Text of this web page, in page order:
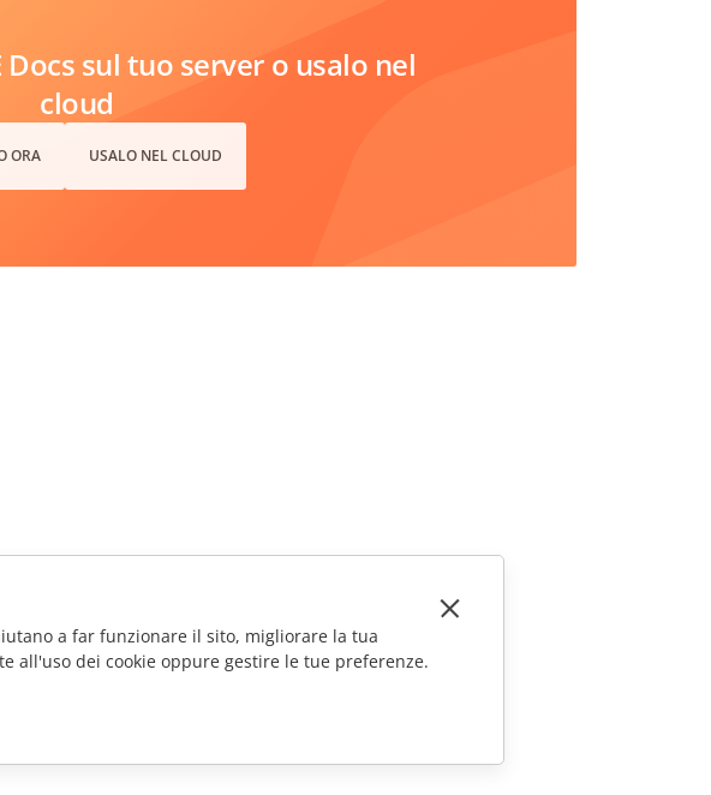
Docs sul tuo server o usalo nel
cloud
ORA USALO NEL CLOUD
a far funzionare il sito, migliorare la tua
all'uso dei cookie oppure gestire le tue preferenze.